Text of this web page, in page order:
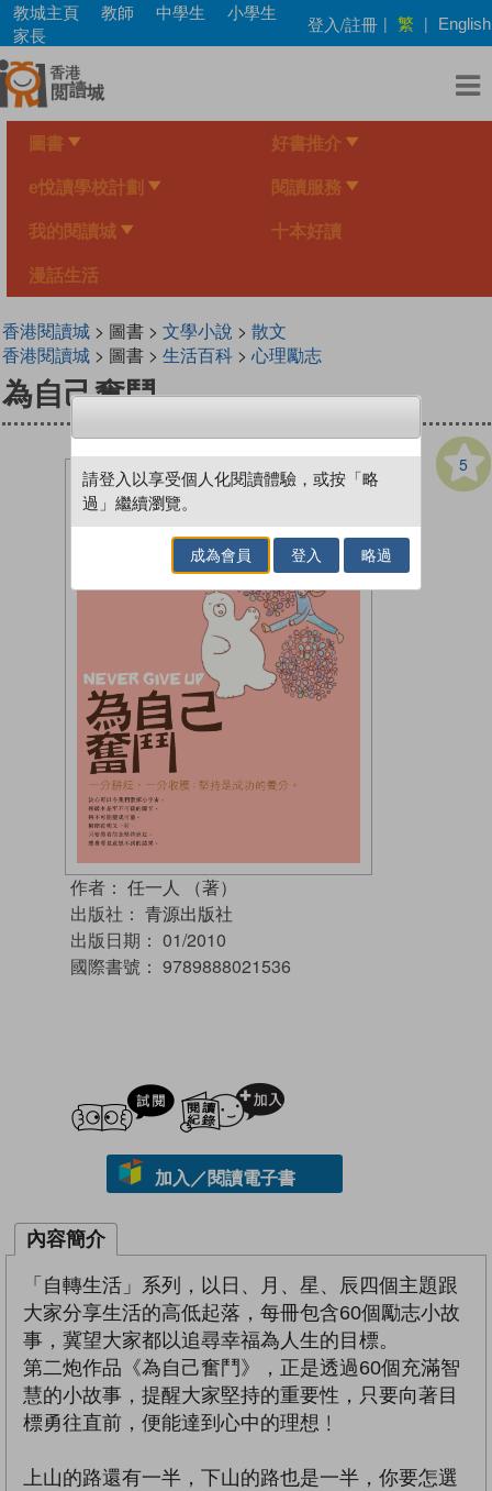
Skip
main
content
教城主頁 教師 中學生
小學生
家長
登入/註冊 | 繁 | English
圖書 好書推介
e悅讀學校計劃 閱讀服務
我的閱讀城 十本好讀
漫話生活
香港閱讀城> 圖書 > 文學小說 > 散文
香港閱讀城> 圖書 > 生活百科> 心理勵志
為自己奮鬥
5
作者： 任一人 （著）
出版社： 青源出版社
出版日期： 01/2010
國際書號： 9789888021536
試閲
加入／閱讀電子書
內容簡介
「自轉生活」系列，以日、月、星、辰四個主題跟
大家分享生活的高低起落，每冊包含60個勵志小故
事，冀望大家都以追尋幸福為人生的目標。
第二炮作品《為自己奮鬥》，正是透過60個充滿智
慧的小故事，提醒大家堅持的重要性，只要向著目
標勇往直前，便能達到心中的理想﹗
上山的路還有一半，下山的路也是一半，你要怎選
請登入以享受個人化閱讀體驗，或按「略
過」繼續瀏覽。
成為會員 登入 略過